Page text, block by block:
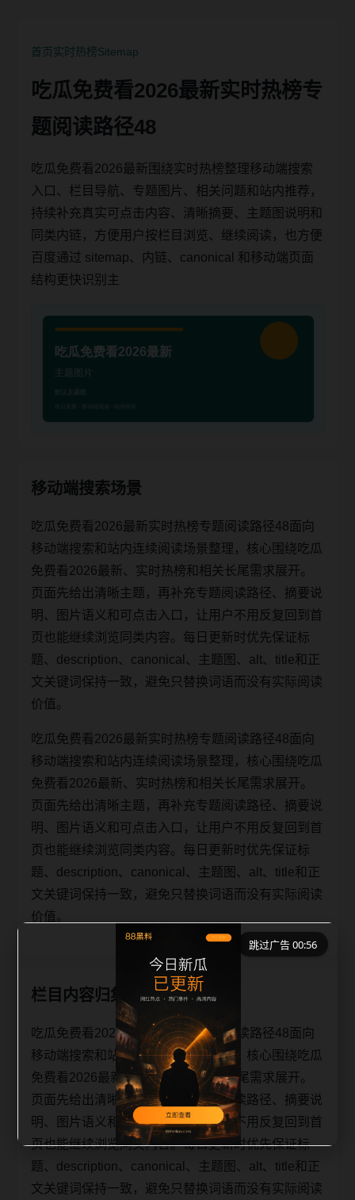
首页实时热榜Sitemap
吃瓜免费看2026最新实时热榜专
题阅读路径48
吃瓜免费看2026最新围绕实时热榜整理移动端搜索
入口、栏目导航、专题图片、相关问题和站内推荐，
持续补充真实可点击内容、清晰摘要、主题图说明和
同类内链，方便用户按栏目浏览、继续阅读，也方便
百度通过 sitemap、内链、canonical 和移动端页面
结构更快识别主
移动端搜索场景
吃瓜免费看2026最新实时热榜专题阅读路径48面向
移动端搜索和站内连续阅读场景整理，核心围绕吃瓜
免费看2026最新、实时热榜和相关长尾需求展开。
页面先给出清晰主题，再补充专题阅读路径、摘要说
明、图片语义和可点击入口，让用户不用反复回到首
页也能继续浏览同类内容。每日更新时优先保证标
题、description、canonical、主题图、alt、title和正
文关键词保持一致，避免只替换词语而没有实际阅读
价值。
吃瓜免费看2026最新实时热榜专题阅读路径48面向
移动端搜索和站内连续阅读场景整理，核心围绕吃瓜
免费看2026最新、实时热榜和相关长尾需求展开。
页面先给出清晰主题，再补充专题阅读路径、摘要说
明、图片语义和可点击入口，让用户不用反复回到首
页也能继续浏览同类内容。每日更新时优先保证标
题、description、canonical、主题图、alt、title和正
文关键词保持一致，避免只替换词语而没有实际阅读
价值。
栏目内容归集
吃瓜免费看2026最新实时热榜专题阅读路径48面向
移动端搜索和站内连续阅读场景整理，核心围绕吃瓜
免费看2026最新、实时热榜和相关长尾需求展开。
页面先给出清晰主题，再补充专题阅读路径、摘要说
明、图片语义和可点击入口，让用户不用反复回到首
页也能继续浏览同类内容。每日更新时优先保证标
题、description、canonical、主题图、alt、title和正
文关键词保持一致，避免只替换词语而没有实际阅读
跳过广告 00:56